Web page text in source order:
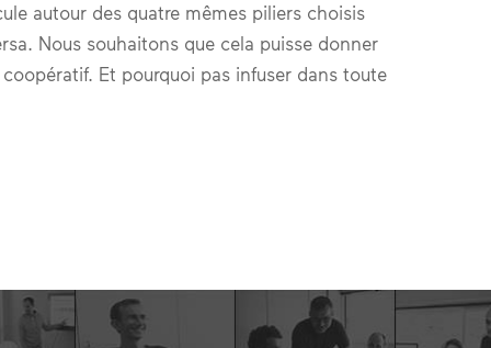
autour des quatre mêmes piliers choisis
Nous souhaitons que cela puisse donner
Et pourquoi pas infuser dans toute